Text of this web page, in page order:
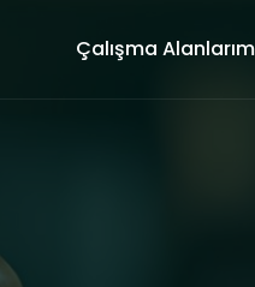
Çalışma